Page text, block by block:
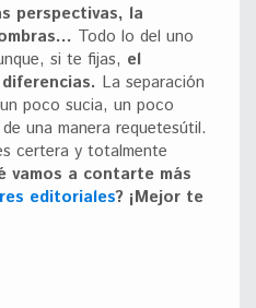
perspectivas, la
Todo lo del uno
si te fijas, el
La separación
poco sucia, un poco
una manera requetesútil.
certera y totalmente
vamos a contarte más
editoriales? ¡Mejor te